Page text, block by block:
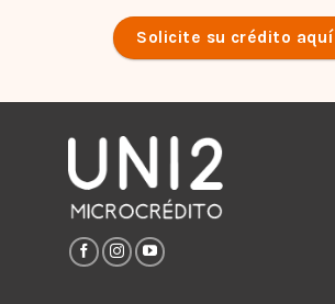
Solicite su crédito aquí